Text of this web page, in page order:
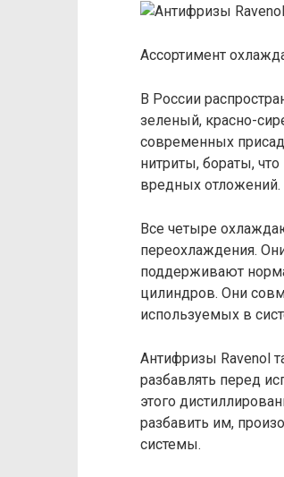
Ассортимент
В России
зеленый, красно-
современных
нитриты, бораты,
вредных отложений.
Все четыре
переохлаждения.
поддерживают
цилиндров. Они
используемых в
Антифризы Ravenol
разбавлять перед
этого
разбавить им,
системы.